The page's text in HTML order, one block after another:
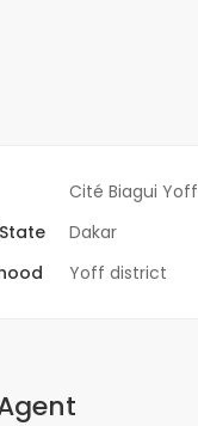
Cité Biagui Yoff
Dakar
Yoff district